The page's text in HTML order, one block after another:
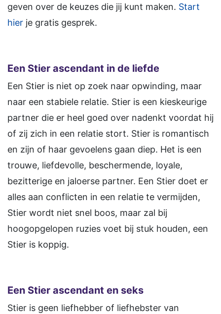
geven over de keuzes die jij kunt maken. Start
hier je gratis gesprek.
Een Stier ascendant in de liefde
Een Stier is niet op zoek naar opwinding, maar
naar een stabiele relatie. Stier is een kieskeurige
partner die er heel goed over nadenkt voordat hij
of zij zich in een relatie stort. Stier is romantisch
en zijn of haar gevoelens gaan diep. Het is een
trouwe, liefdevolle, beschermende, loyale,
bezitterige en jaloerse partner. Een Stier doet er
alles aan conflicten in een relatie te vermijden,
Stier wordt niet snel boos, maar zal bij
hoogopgelopen ruzies voet bij stuk houden, een
Stier is koppig.
Een Stier ascendant en seks
Stier is geen liefhebber of liefhebster van